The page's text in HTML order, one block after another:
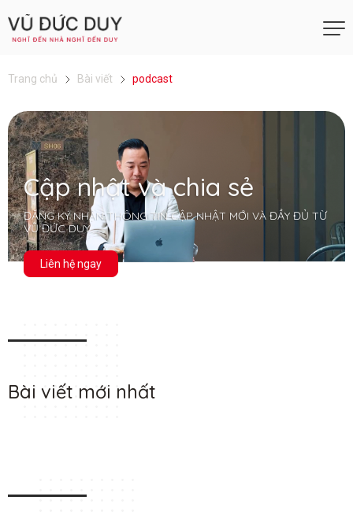
Trang chủ Bài viết podcast
Cập nhật và chia sẻ
ĐĂNG KÝ NHẬN THÔNG TIN CẬP NHẬT MỚI VÀ ĐẦY ĐỦ TỪ
VŨ ĐỨC DUY
Liên hệ ngay
Bài viết mới nhất